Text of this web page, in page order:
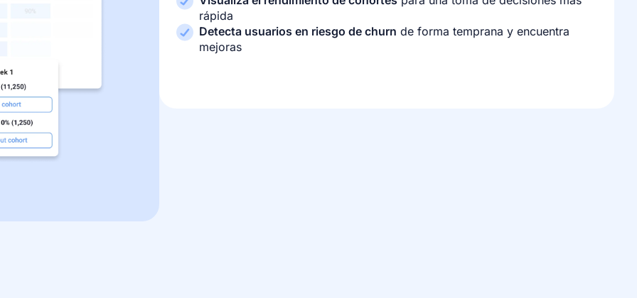
rápida
Detecta usuarios en riesgo de churn de forma temprana y encuentra
mejoras